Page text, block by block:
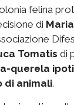
felina
di
Tomatis di
querela
di animali.